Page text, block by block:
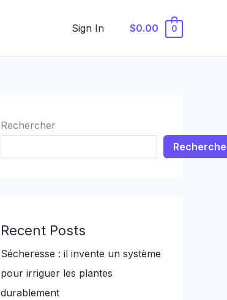
Sign In $0.00 0
Rechercher
Recent Posts
Sécheresse : il invente un système
pour irriguer les plantes
durablement